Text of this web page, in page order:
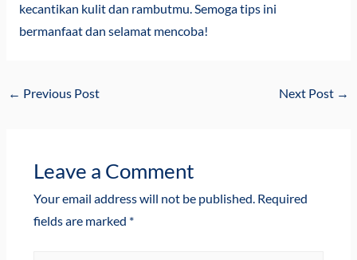
kecantikan kulit dan rambutmu. Semoga tips ini
bermanfaat dan selamat mencoba!
← Previous Post Next Post →
Leave a Comment
Your email address will not be published. Required
fields are marked *